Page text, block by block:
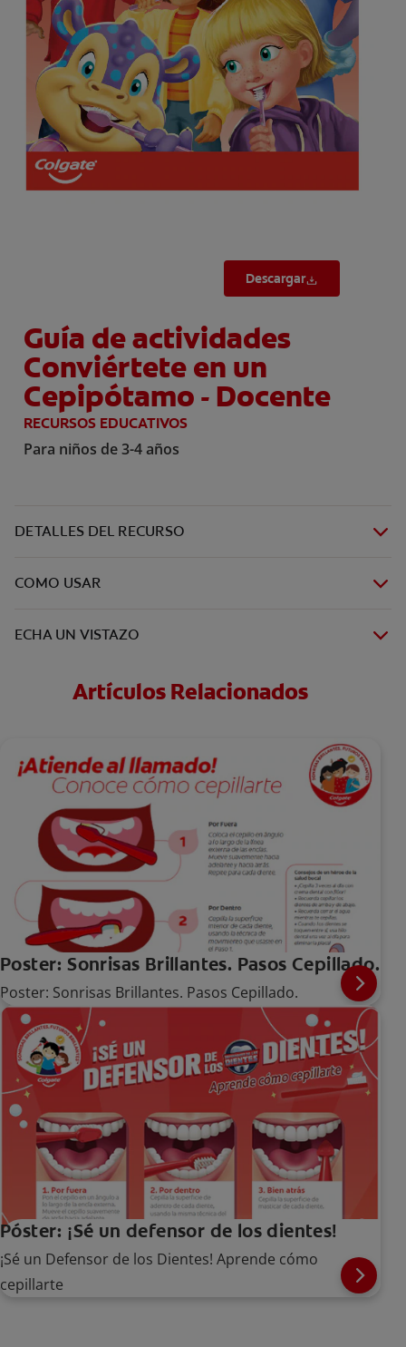
DÓNDE COMPRAR
PE (ES)
SUSCRÍBETE
Descargar
Guía de actividades
Conviértete en un
Cepipótamo - Docente
RECURSOS EDUCATIVOS
Para niños de 3-4 años
DETALLES DEL RECURSO
COMO USAR
ECHA UN VISTAZO
Artículos Relacionados
Poster: Sonrisas Brillantes. Pasos Cepillado.
Poster: Sonrisas Brillantes. Pasos Cepillado.
Póster: ¡Sé un defensor de los dientes!
¡Sé un Defensor de los Dientes! Aprende cómo
cepillarte